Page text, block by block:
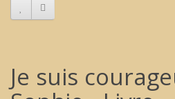
Je suis